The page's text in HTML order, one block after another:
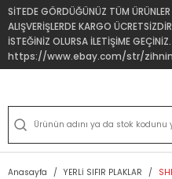
SİTEDE GÖRDÜĞÜNÜZ TÜM
ALIŞVERİŞLERDE KARGO
İSTEĞİNİZ OLURSA İLETİŞİME GEÇİNİZ.
https://www.ebay.com/str/
Anasayfa YERLİ SIFIR PLAKLAR